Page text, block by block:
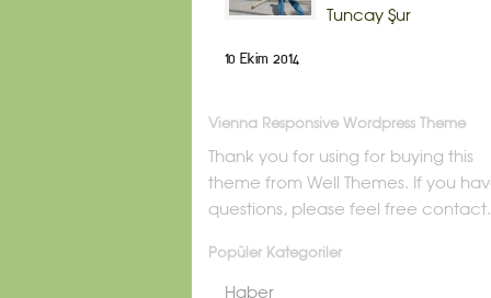
Tuncay Şur
10 Ekim 2014
Vienna Responsive Wordpress Theme
Thank you for using for buying this
theme from Well Themes. If you
questions, please feel free contact.
Popüler Kategoriler
Haber